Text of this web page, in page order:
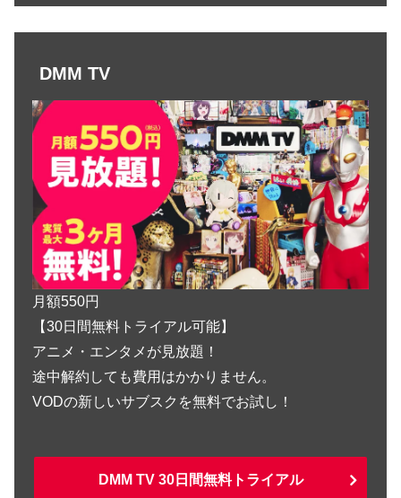
DMM TV
月額550円
【30日間無料トライアル可能】
アニメ・エンタメが見放題！
途中解約しても費用はかかりません。
VODの新しいサブスクを無料でお試し！
DMM TV 30日間無料トライアル